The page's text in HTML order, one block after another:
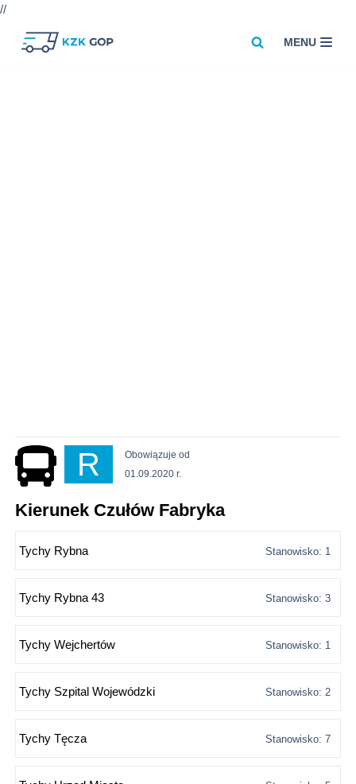
//
MENU
R
Obowiązuje od
01.09.2020 r.
Kierunek Czułów Fabryka
Tychy Rybna Stanowisko: 1
Tychy Rybna 43 Stanowisko: 3
Tychy Wejchertów Stanowisko: 1
Tychy Szpital Wojewódzki Stanowisko: 2
Tychy Tęcza Stanowisko: 7